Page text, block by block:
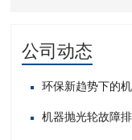
公司动态
环保新趋势下的
机器抛光轮故障